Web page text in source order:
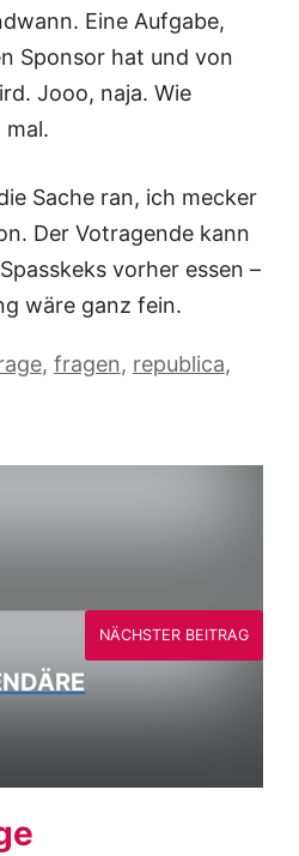
Eine Aufgabe,
Sponsor hat und von
Jooo, naja. Wie
mal.
Sache ran, ich mecker
Der Votragende kann
vorher essen –
wäre ganz fein.
, fragen, republica,
NÄCHSTER BEITRAG